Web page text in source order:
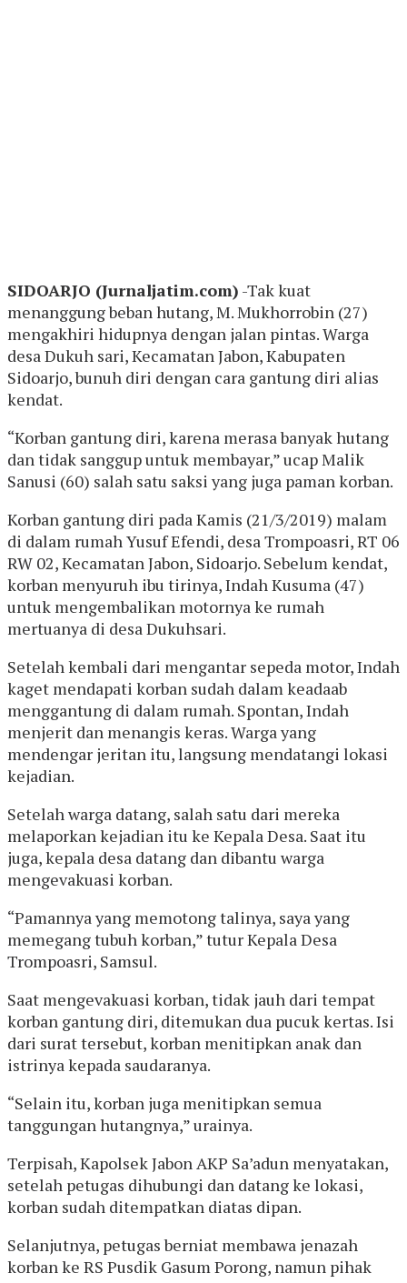
SIDOARJO (Jurnaljatim.com) -Tak kuat
menanggung beban hutang, M. Mukhorrobin (27)
mengakhiri hidupnya dengan jalan pintas. Warga
desa Dukuh sari, Kecamatan Jabon, Kabupaten
Sidoarjo, bunuh diri dengan cara gantung diri alias
kendat.
“Korban gantung diri, karena merasa banyak hutang
dan tidak sanggup untuk membayar,” ucap Malik
Sanusi (60) salah satu saksi yang juga paman korban.
Korban gantung diri pada Kamis (21/3/2019) malam
di dalam rumah Yusuf Efendi, desa Trompoasri, RT 06
RW 02, Kecamatan Jabon, Sidoarjo. Sebelum kendat,
korban menyuruh ibu tirinya, Indah Kusuma (47)
untuk mengembalikan motornya ke rumah
mertuanya di desa Dukuhsari.
Setelah kembali dari mengantar sepeda motor, Indah
kaget mendapati korban sudah dalam keadaab
menggantung di dalam rumah. Spontan, Indah
menjerit dan menangis keras. Warga yang
mendengar jeritan itu, langsung mendatangi lokasi
kejadian.
Setelah warga datang, salah satu dari mereka
melaporkan kejadian itu ke Kepala Desa. Saat itu
juga, kepala desa datang dan dibantu warga
mengevakuasi korban.
“Pamannya yang memotong talinya, saya yang
memegang tubuh korban,” tutur Kepala Desa
Trompoasri, Samsul.
Saat mengevakuasi korban, tidak jauh dari tempat
korban gantung diri, ditemukan dua pucuk kertas. Isi
dari surat tersebut, korban menitipkan anak dan
istrinya kepada saudaranya.
“Selain itu, korban juga menitipkan semua
tanggungan hutangnya,” urainya.
Terpisah, Kapolsek Jabon AKP Sa’adun menyatakan,
setelah petugas dihubungi dan datang ke lokasi,
korban sudah ditempatkan diatas dipan.
Selanjutnya, petugas berniat membawa jenazah
korban ke RS Pusdik Gasum Porong, namun pihak